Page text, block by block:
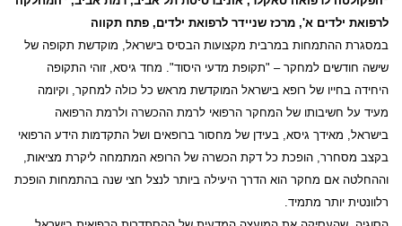
לרפואת ילדים א', מרכז שניידר לרפואת ילדים, פתח תקווה
במסגרת ההתמחות במרבית מקצועות הבסיס בישראל, מוקדשת תקופה של
שישה חודשים למחקר – "תקופת מדעי היסוד". מחד גיסא, זוהי התקופה
היחידה בחייו של רופא בישראל המוקדשת מראש כל כולה למחקר, וקיומה
מעיד על חשיבותו של המחקר הרפואי לרמת ההכשרה ולרמת הרפואה
בישראל, מאידך גיסא, בעידן של מחסור ברופאים ושל התקדמות הידע הרפואי
בקצב מסחרר, הופכת כל דקת הכשרה של הרופא המתמחה ליקרת מציאות,
וההחלטה אם מחקר הוא הדרך היעילה ביותר לנצל חצי שנה בהתמחות הופכת
רלוונטית יותר מתמיד.